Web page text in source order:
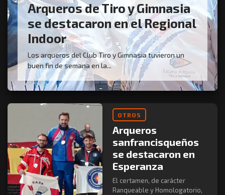
Arqueros de Tiro y Gimnasia
se destacaron en el Regional
Indoor
Los arqueros del Club Tiro y Gimnasia tuvieron un
buen fin de semana en la...
OTROS
Arqueros
sanfrancisqueños
se destacaron en
Esperanza
El certamen, de carácter
Ranqueable y Homologatorio,